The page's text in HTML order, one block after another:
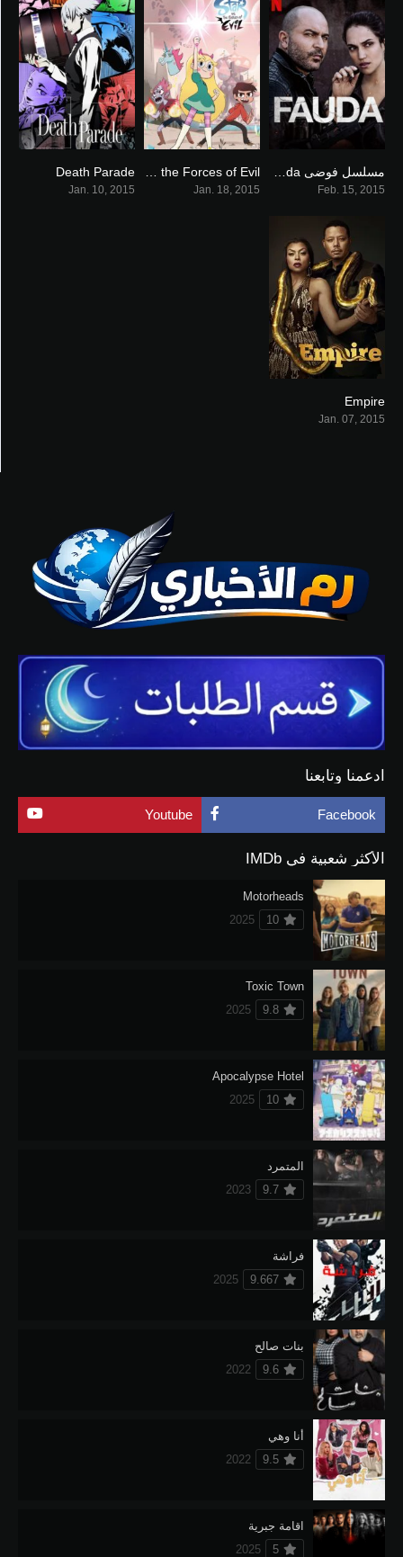
7.4
مسلسل فوضى Fauda جميع الاجزاء
Feb. 15, 2015
8.353Star vs the Forces of Evil نجمة ضد قوى الشر
Jan. 18, 2015
Death Parade
Jan. 10, 2015
Empire
Jan. 07, 2015
ادعمنا وتابعنا
Facebook
Youtube
الأكثر شعبية في IMDb
Motorheads
10
2025
Toxic Town
9.8
2025
Apocalypse Hotel
10
2025
المتمرد
9.7
2023
فراشة
9.667
2025
بنات صالح
9.6
2022
أنا وهي
9.5
2022
اقامة جبرية
5
2025